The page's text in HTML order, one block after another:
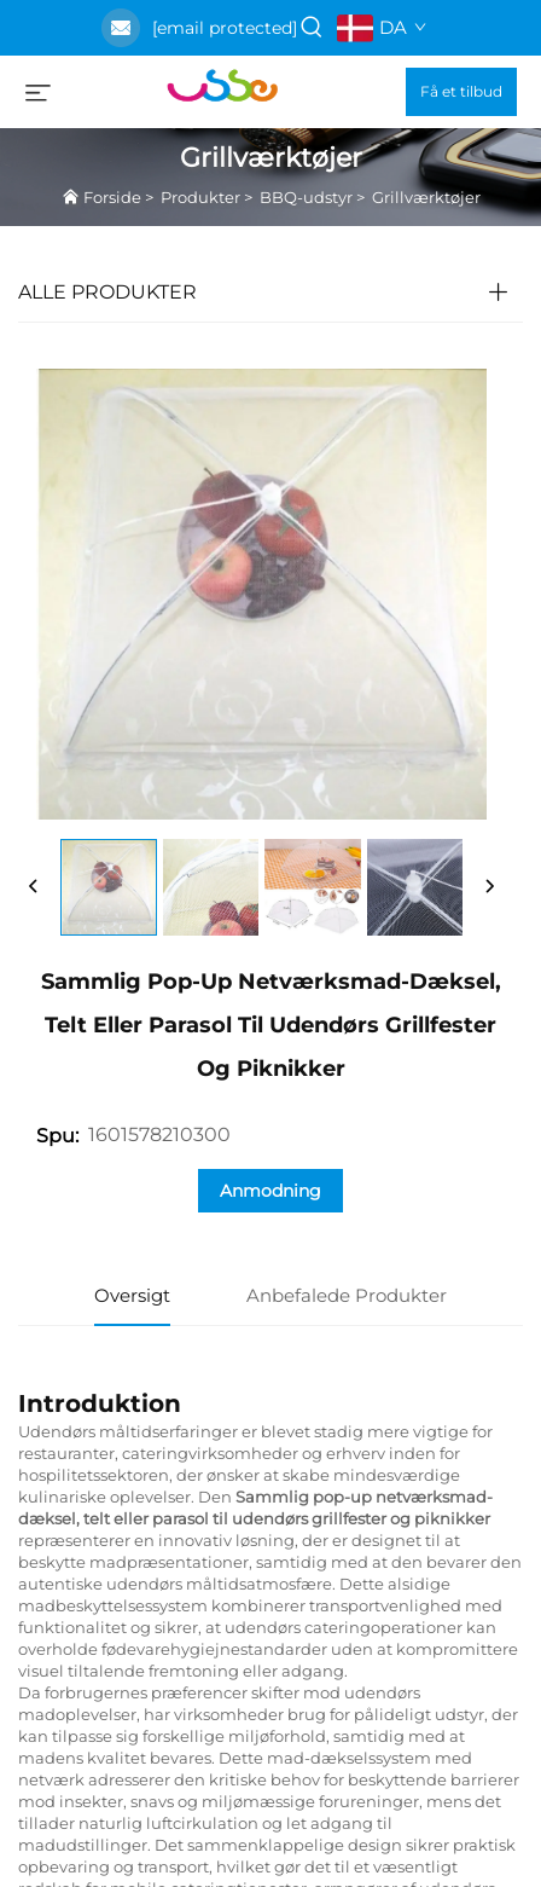
[email protected] DA
Få et tilbud
Grillværktøjer
Forside> Produkter> BBQ-udstyr> Grillværktøjer
ALLE PRODUKTER
Sammlig Pop-Up Netværksmad-Dæksel,
Telt Eller Parasol Til Udendørs Grillfester
Og Piknikker
Spu: 1601578210300
Anmodning
Oversigt Anbefalede Produkter
Introduktion
Udendørs måltidserfaringer er blevet stadig mere vigtige for
restauranter, cateringvirksomheder og erhverv inden for
hospilitetssektoren, der ønsker at skabe mindesværdige
kulinariske oplevelser. Den Sammlig pop-up netværksmad-
dæksel, telt eller parasol til udendørs grillfester og piknikker
repræsenterer en innovativ løsning, der er designet til at
beskytte madpræsentationer, samtidig med at den bevarer den
autentiske udendørs måltidsatmosfære. Dette alsidige
madbeskyttelsessystem kombinerer transportvenlighed med
funktionalitet og sikrer, at udendørs cateringoperationer kan
overholde fødevarehygiejnestandarder uden at kompromittere
visuel tiltalende fremtoning eller adgang.
Da forbrugernes præferencer skifter mod udendørs
madoplevelser, har virksomheder brug for pålideligt udstyr, der
kan tilpasse sig forskellige miljøforhold, samtidig med at
madens kvalitet bevares. Dette mad-dækselssystem med
netværk adresserer den kritiske behov for beskyttende barrierer
mod insekter, snavs og miljømæssige forureninger, mens det
tillader naturlig luftcirkulation og let adgang til
madudstillinger. Det sammenklappelige design sikrer praktisk
opbevaring og transport, hvilket gør det til et væsentligt